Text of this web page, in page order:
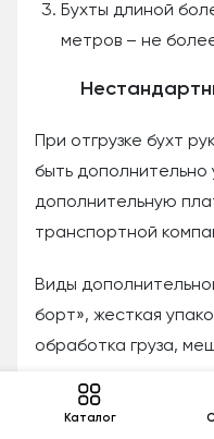
Каталог
Бухты длиной
метров – не
При отгрузке бухт
быть дополнительно
дополнительную
транспортной
Виды
борт», жесткая
обработка груза,
7.